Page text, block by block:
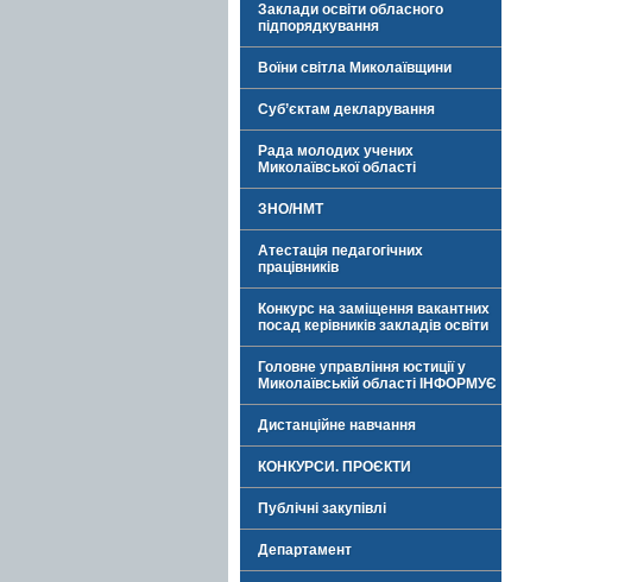
Заклади освіти обласного
підпорядкування
Воїни світла Миколаївщини
Суб’єктам декларування
Рада молодих учених
Миколаївської області
ЗНО/НМТ
Атестація педагогічних
працівників
Конкурс на заміщення вакантних
посад керівників закладів освіти
Головне управління юстиції у
Миколаївській області ІНФОРМУЄ
Дистанційне навчання
КОНКУРСИ. ПРОЄКТИ
Публічні закупівлі
Департамент